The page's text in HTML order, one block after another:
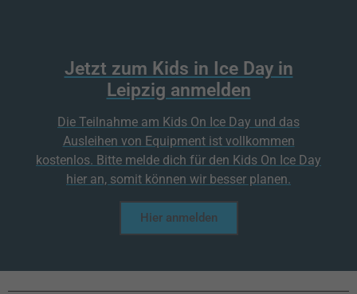
Jetzt zum Kids in Ice Day in
Leipzig anmelden
Die Teilnahme am Kids On Ice Day und das
Ausleihen von Equipment ist vollkommen
kostenlos. Bitte melde dich für den Kids On Ice Day
hier an, somit können wir besser planen.
Hier anmelden